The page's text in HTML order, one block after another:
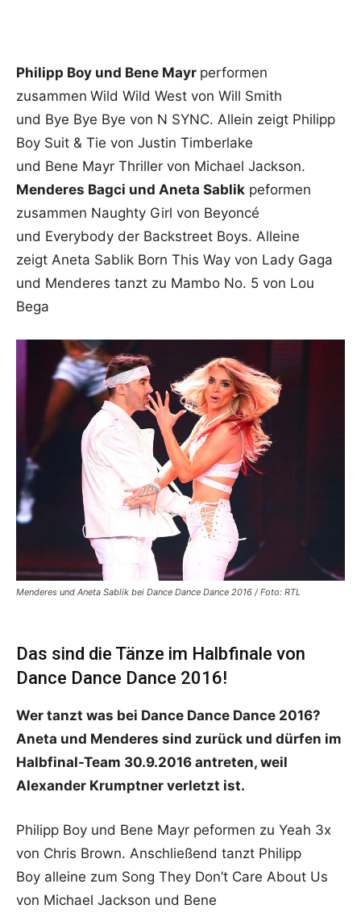
Philipp Boy und Bene Mayr performen
zusammen Wild Wild West von Will Smith
und Bye Bye Bye von N SYNC. Allein zeigt Philipp
Boy Suit & Tie von Justin Timberlake
und Bene Mayr Thriller von Michael Jackson.
Menderes Bagci und Aneta Sablik peformen
zusammen Naughty Girl von Beyoncé
und Everybody der Backstreet Boys. Alleine
zeigt Aneta Sablik Born This Way von Lady Gaga
und Menderes tanzt zu Mambo No. 5 von Lou
Bega
Menderes und Aneta Sablik bei Dance Dance Dance 2016 / Foto: RTL
Das sind die Tänze im Halbfinale von
Dance Dance Dance 2016!
Wer tanzt was bei Dance Dance Dance 2016?
Aneta und Menderes sind zurück und dürfen im
Halbfinal-Team 30.9.2016 antreten, weil
Alexander Krumptner verletzt ist.
Philipp Boy und Bene Mayr peformen zu Yeah 3x
von Chris Brown. Anschließend tanzt Philipp
Boy alleine zum Song They Don’t Care About Us
von Michael Jackson und Bene